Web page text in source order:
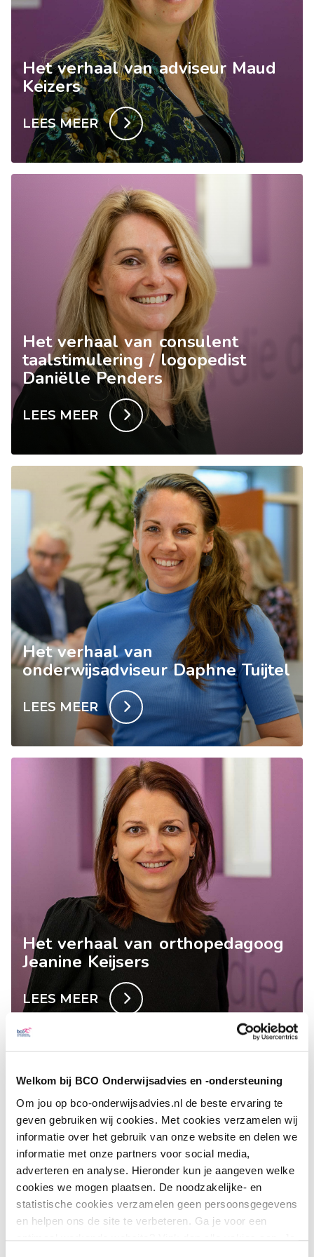
Welkom bij BCO Onderwijsadvies en -ondersteuning
Om jou op bco-onderwijsadvies.nl de beste ervaring te
geven gebruiken wij cookies. Met cookies verzamelen wij
informatie over het gebruik van onze website en delen we
informatie met onze partners voor social media,
adverteren en analyse. Hieronder kun je aangeven welke
cookies we mogen plaatsen. De noodzakelijke- en
statistische cookies verzamelen geen persoonsgegevens
en helpen ons de site te verbeteren. Ga je voor een
Het verhaal van adviseur Maud
Keizers
LEES MEER
Het verhaal van consulent
taalstimulering / logopedist
Daniëlle Penders
LEES MEER
Het verhaal van
onderwijsadviseur Daphne Tuijtel
LEES MEER
Het verhaal van orthopedagoog
Jeanine Keijsers
LEES MEER